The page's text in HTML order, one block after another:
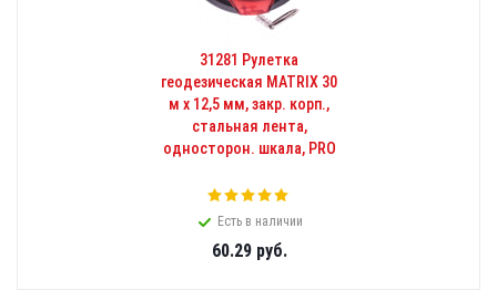
31281 Рулетка
геодезическая MATRIX 30
м х 12,5 мм, закр. корп.,
стальная лента,
односторон. шкала, PRO
Есть в наличии
60.29руб.